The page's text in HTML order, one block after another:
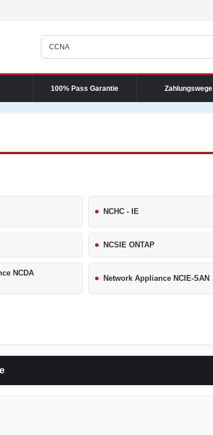
100% Pass Garantie Zahlungswege
NCHC - IE
NCSIE ONTAP
NCDA
Network Appliance NCIE-SAN